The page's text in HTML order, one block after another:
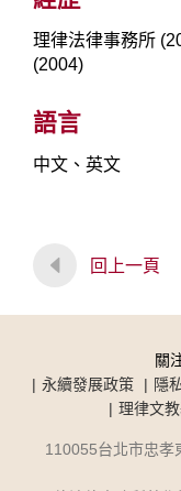
理律法律事務所
(2004)
語言
中文、英文
回上一頁
關
永續發展政策
隱
理律文
110055台北市忠